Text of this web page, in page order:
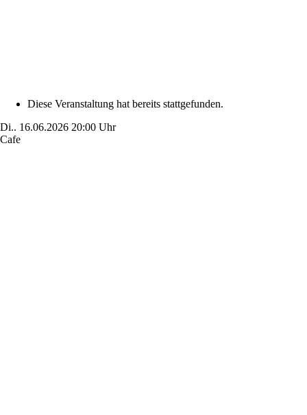
Diese Veranstaltung hat bereits stattgefunden.
Di.. 16.06.2026 20:00 Uhr
Cafe